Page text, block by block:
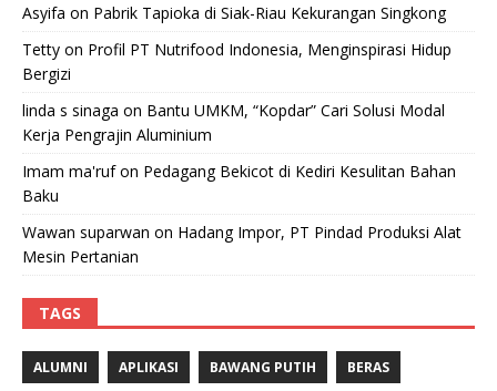
Asyifa on Pabrik Tapioka di Siak-Riau Kekurangan Singkong
Tetty on Profil PT Nutrifood Indonesia, Menginspirasi Hidup
Bergizi
linda s sinaga on Bantu UMKM, “Kopdar” Cari Solusi Modal
Kerja Pengrajin Aluminium
Imam ma'rufon Pedagang Bekicot di Kediri Kesulitan Bahan
Baku
Wawan suparwan on Hadang Impor, PT Pindad Produksi Alat
Mesin Pertanian
TAGS
ALUMNI APLIKASI BAWANG PUTIH BERAS